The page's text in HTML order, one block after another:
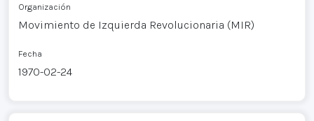
Organización
Movimiento de Izquierda Revolucionaria (MIR)
Fecha
1970-02-24